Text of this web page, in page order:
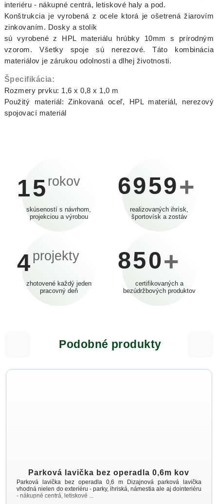
interiéru - nákupné centrá, letiskové haly a pod.
Konštrukcia je vyrobená z ocele ktorá je ošetrená žiarovím
zinkovaním. Dosky a stolík
sú vyrobené z HPL materiálu hrúbky 10mm s prírodným
vzorom. Všetky spoje sú nerezové. Táto kombinácia
materiálov je zárukou odolnosti a dlhej životnosti.
Špecifikácia:
Rozmery prvku: 1,6 x 0,8 x 1,0 m
Použitý materiál: Zinkovaná oceľ, HPL materiál, nerezový
spojovací materiál
15 rokov
skúseností s návrhom,
projekciou a výrobou
6959+
realizovaných ihrísk,
športovísk a zostáv
4 projekty
zhotovené každý jeden
pracovný deň
850+
certifikovaných a
bezúdržbových produktov
Podobné produkty
Parková lavička bez operadla 0,6m kov
Parková lavička bez operadla 0,6 m Dizajnová parková lavička
vhodná nielen do exteriéru - parky, ihriská, námestia ale aj dointeriéru
- nákupné centrá, letiskové ...